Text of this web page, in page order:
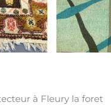
à Fleury la foret